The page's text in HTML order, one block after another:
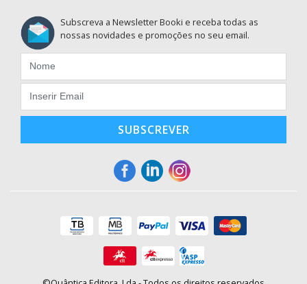
Subscreva a Newsletter Booki e receba todas as
nossas novidades e promoções no seu email.
SUBSCREVER